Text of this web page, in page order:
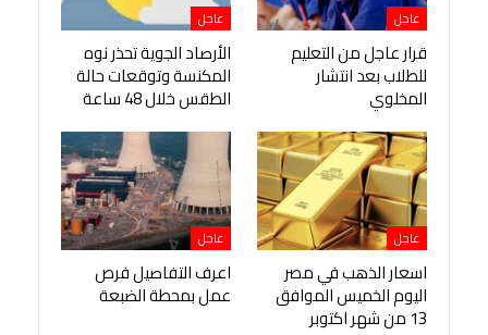
عاجل
قرار عاجل من التعليم
للطلاب بعد انتشار
المخلوي
عاجل
الأرصاد الجوية تحذر نوه
المكنسة وتوقعات حالة
الطقس خلال 48 ساعة
عاجل
اسعار الذهب في مصر
اليوم الخميس الموافق
13 من شهر اكتوبر
عاجل
اعرف التفاصيل فرص
عمل بمحطة الضبعة